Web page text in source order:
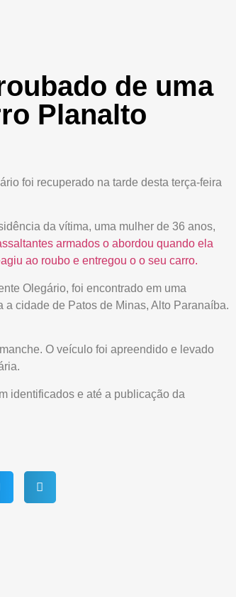
de uma
Planalto
foi recuperado na tarde desta terça-feira
da vítima, uma mulher de 36 anos,
armados o abordou quando ela
ao roubo e entregou o o seu carro.
Olegário, foi encontrado em uma
cidade de Patos de Minas, Alto Paranaíba.
O veículo foi apreendido e levado
identificados e até a publicação da